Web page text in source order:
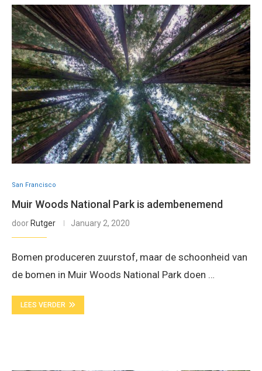
San Francisco
Muir Woods National Park is adembenemend
door Rutger January 2, 2020
Bomen produceren zuurstof, maar de schoonheid van
de bomen in Muir Woods National Park doen …
LEES VERDER